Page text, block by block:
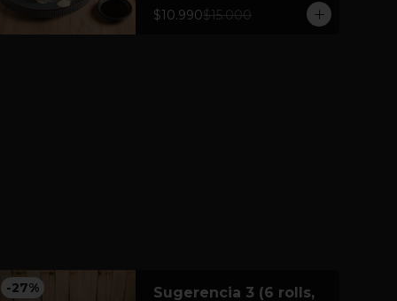
+ bebida en lata + 3 unidades
$10.990$15.000
-27%
Sugerencia 3 (6 rolls,